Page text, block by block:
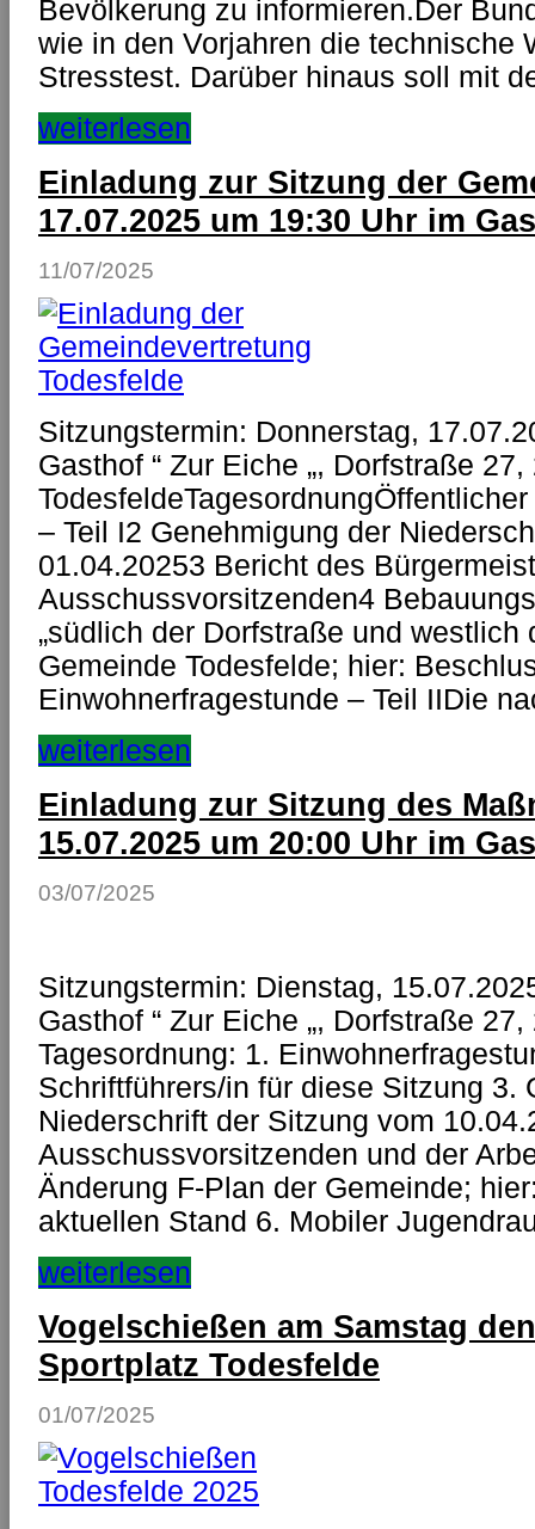
Bevölkerung zu informieren.Der
wie in den Vorjahren die technische
Stresstest. Darüber hinaus soll mit
weiterlesen
Einladung zur Sitzung der
17.07.2025 um 19:30 Uhr im
11/07/2025
Sitzungstermin: Donnerstag,
Gasthof “ Zur Eiche „, Dorfstraße 27,
– Teil I2 Genehmigung der
01.04.20253 Bericht des
Ausschussvorsitzenden4
„südlich der Dorfstraße und westlich
Gemeinde Todesfelde; hier:
Einwohnerfragestunde – Teil IIDie
weiterlesen
Einladung zur Sitzung des
15.07.2025 um 20:00 Uhr im
03/07/2025
Sitzungstermin: Dienstag,
Gasthof “ Zur Eiche „, Dorfstraße
Tagesordnung: 1.
Schriftführers/in für diese Sitzung 3.
Niederschrift der Sitzung vom
Ausschussvorsitzenden und der
Änderung F-Plan der Gemeinde;
aktuellen Stand 6. Mobiler
weiterlesen
Vogelschießen am Samstag
Sportplatz Todesfelde
01/07/2025